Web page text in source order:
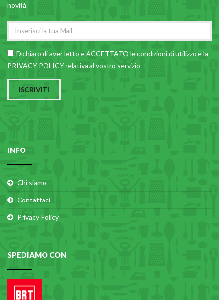
novità
Dichiaro di aver letto e ACCETTATO lecondizioni di utilizzo e la
PRIVACY POLICY relativa al vostro servizio
ISCRIVITI
INFO
Chi siamo
Contattaci
Privacy Policy
SPEDIAMO CON